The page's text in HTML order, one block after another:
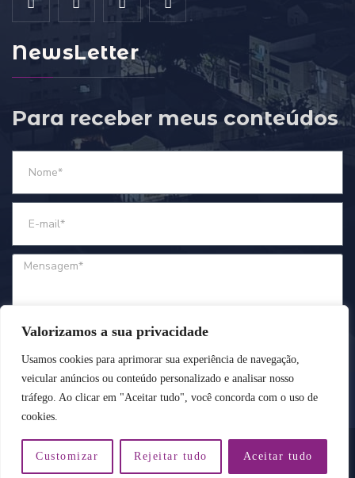
Valorizamos a sua privacidade
Usamos cookies para aprimorar sua experiência de navegação,
veicular anúncios ou conteúdo personalizado e analisar nosso
tráfego. Ao clicar em "Aceitar tudo", você concorda com o uso de
cookies.
Customizar Rejeitar tudo Aceitar tudo
NewsLetter
Para receber meus conteúdos
ENVIAR
Feito com amor e profissionalismo por Cento e Vinte